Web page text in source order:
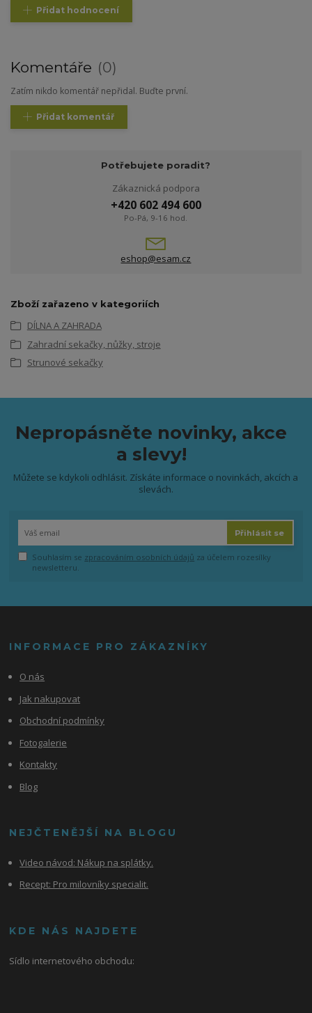
Přidat hodnocení
Komentáře 0
Zatím nikdo komentář nepřidal. Buďte první.
Přidat komentář
Potřebujete poradit?
Zákaznická podpora
+420 602 494 600
Po-Pá, 9-16 hod.
eshop@esam.cz
Zboží zařazeno v kategoriích
DÍLNA A ZAHRADA
Zahradní sekačky, nůžky, stroje
Strunové sekačky
Nepropásněte novinky, akce
a slevy!
Můžete se kdykoli odhlásit. Získáte informace o novinkách, akcích a
slevách.
Přihlásit se
Souhlasím se zpracováním osobních údajů za účelem rozesílky
newsletteru.
INFORMACE PRO ZÁKAZNÍKY
O nás
Jak nakupovat
Obchodní podmínky
Fotogalerie
Kontakty
Blog
NEJČTENĚJŠÍ NA BLOGU
Video návod: Nákup na splátky.
Recept: Pro milovníky specialit.
KDE NÁS NAJDETE
Sídlo internetového obchodu: